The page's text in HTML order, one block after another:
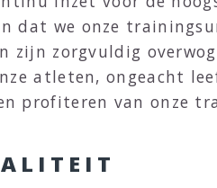
dat we onze
zijn zorgvuldig
atleten, ongeacht
profiteren van onze